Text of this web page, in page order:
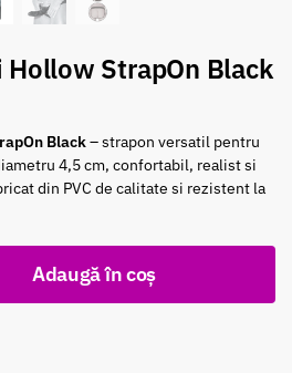
StrapOn Black
Black– strapon versatil pentru
4,5 cm, confortabil, realist si
din PVC de calitate si rezistent la
Adaugă în coș